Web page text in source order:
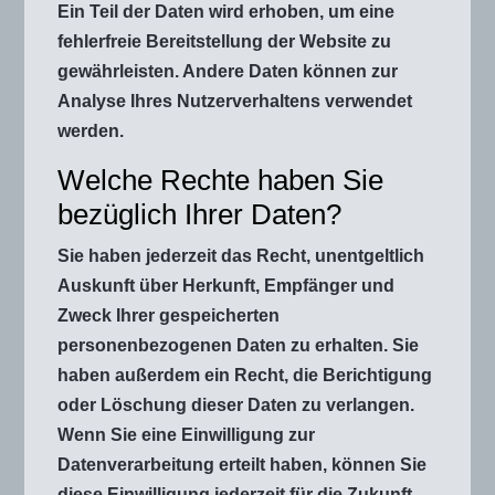
Ein Teil der Daten wird erhoben, um eine
fehlerfreie Bereitstellung der Website zu
gewährleisten. Andere Daten können zur
Analyse Ihres Nutzerverhaltens verwendet
werden.
Welche Rechte haben Sie
bezüglich Ihrer Daten?
Sie haben jederzeit das Recht, unentgeltlich
Auskunft über Herkunft, Empfänger und
Zweck Ihrer gespeicherten
personenbezogenen Daten zu erhalten. Sie
haben außerdem ein Recht, die Berichtigung
oder Löschung dieser Daten zu verlangen.
Wenn Sie eine Einwilligung zur
Datenverarbeitung erteilt haben, können Sie